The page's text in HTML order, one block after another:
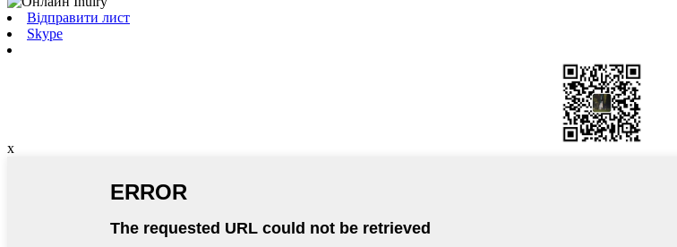
Відправити лист
Skype
x